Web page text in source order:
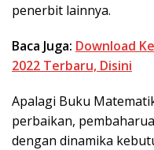
penerbit lainnya.
Baca Juga: Download
2022 Terbaru, Disini
Apalagi Buku
perbaikan,
dengan dinamika